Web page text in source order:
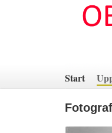
innehåll
Start